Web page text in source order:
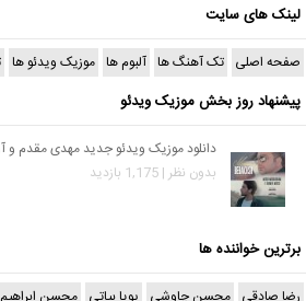
لینک های سایت
صفحه اصلی تک آهنگ ها آلبوم ها موزیک ویدئو ها
پیشنهاد روز بخش موزیک ویدئو
دانلود موزیک ویدئو جدید مهدی مقدم و
بدون نظر | 1,175 بازدید
برترین خواننده ها